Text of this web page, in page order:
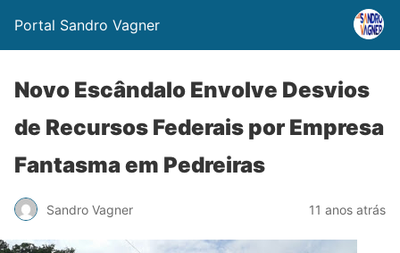
Portal Sandro Vagner
Novo Escândalo Envolve Desvios
de Recursos Federais por Empresa
Fantasma em Pedreiras
Sandro Vagner 11 anos atrás